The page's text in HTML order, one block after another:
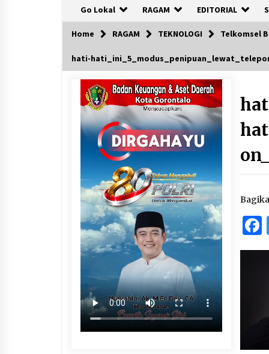
Go Lokal RAGAM EDITORIAL
Home RAGAM TEKNOLOGI Telkomsel
hati-